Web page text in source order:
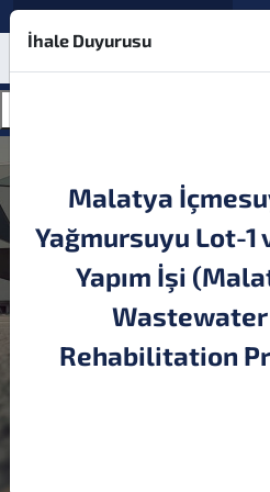
İhale Duyurusu
Malatya
Yağmursuyu Lot-1
Yapım İşi
Rehabilitation
Sigorta Acenteliği